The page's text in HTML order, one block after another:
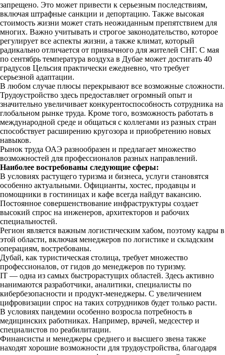
запрещено. Это может привести к серьезным последствиям,
включая штрафные санкции и депортацию. Также высокая
стоимость жизни может стать неожиданным препятствием для
многих. Важно учитывать и строгое законодательство, которое
регулирует все аспекты жизни, а также климат, который
радикально отличается от привычного для жителей СНГ. С мая
по сентябрь температура воздуха в Дубае может достигать 40
градусов Цельсия практически ежедневно, что требует
серьезной адаптации.
В любом случае плюсы перекрывают все возможные сложности.
Трудоустройство здесь предоставляет огромный опыт и
значительно увеличивает конкурентоспособность сотрудника на
глобальном рынке труда. Кроме того, возможность работать в
международной среде и общаться с коллегами из разных стран
способствует расширению кругозора и приобретению новых
навыков.
Рынок труда ОАЭ разнообразен и предлагает множество
возможностей для профессионалов разных направлений.
Наиболее востребованы следующие сферы:
В условиях растущего туризма и бизнеса, услуги становятся
особенно актуальными. Официанты, хостес, продавцы и
помощники в гостиницах и кафе всегда найдут вакансию.
Постоянное совершенствование инфраструктуры создает
высокий спрос на инженеров, архитекторов и рабочих
специальностей.
Регион является важным логистическим хабом, поэтому кадры в
этой области, включая менеджеров по логистике и складским
операциям, востребованы.
Дубай, как туристическая столица, требует множество
профессионалов, от гидов до менеджеров по туризму.
IT — одна из самых быстрорастущих областей. Здесь активно
нанимаются разработчики, аналитики, специалисты по
кибербезопасности и продукт-менеджеры. С увеличением
цифровизации спрос на таких сотрудников будет только расти.
В условиях пандемии особенно возросла потребность в
медицинских работниках. Например, врачей, медсестер и
специалистов по реабилитации.
Финансисты и менеджеры среднего и высшего звена также
находят хорошие возможности для трудоустройства, благодаря